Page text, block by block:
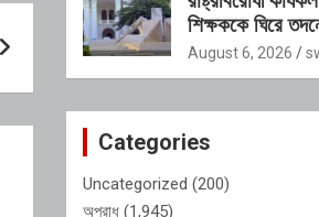
শিক্ষককে ঘিরে
August 6, 2026
Categories
Uncategorized (200)
অপরাধ (1,945)